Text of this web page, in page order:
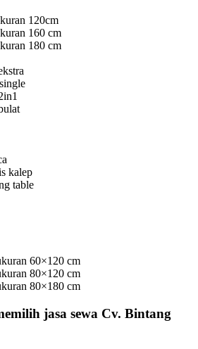
120cm
160 cm
180 cm
kalep
table
60×120 cm
80×120 cm
80×180 cm
jasa sewa Cv. Bintang